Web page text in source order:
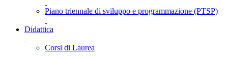
Piano triennale di sviluppo e programmazione (PTSP)
Didattica
Corsi di Laurea